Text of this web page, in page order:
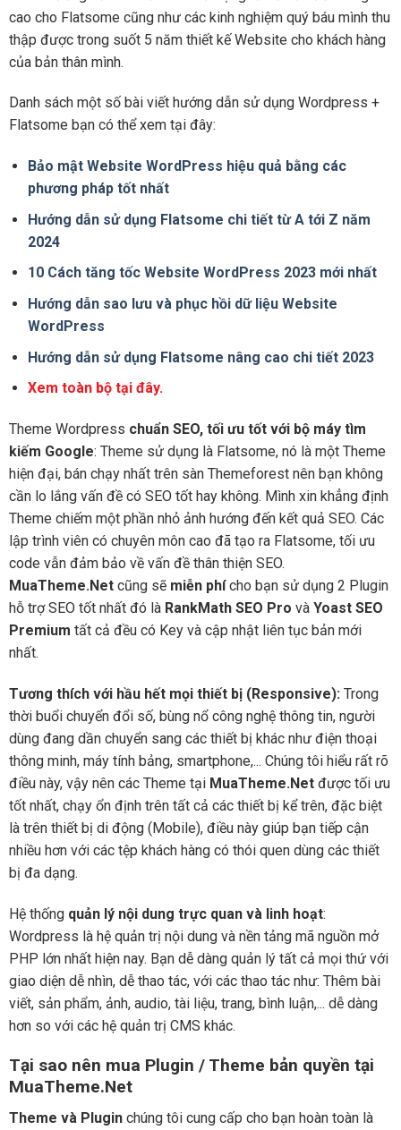
cao cho Flatsome cũng như các kinh nghiệm quý báu mình thu
thập được trong suốt 5 năm thiết kế Website cho khách hàng
của bản thân mình.
Danh sách một số bài viết hướng dẫn sử dụng Wordpress +
Flatsome bạn có thể xem tại đây:
Bảo mật Website WordPress hiệu quả bằng các
phương pháp tốt nhất
Hướng dẫn sử dụng Flatsome chi tiết từ A tới Z năm
2024
10 Cách tăng tốc Website WordPress 2023 mới nhất
Hướng dẫn sao lưu và phục hồi dữ liệu Website
WordPress
Hướng dẫn sử dụng Flatsome nâng cao chi tiết 2023
Xem toàn bộ tại đây.
Theme Wordpress chuẩn SEO, tối ưu tốt với bộ máy tìm
kiếm Google: Theme sử dụng là Flatsome, nó là một Theme
hiện đại, bán chạy nhất trên sàn Themeforest nên bạn không
cần lo lắng vấn đề có SEO tốt hay không. Mình xin khẳng định
Theme chiếm một phần nhỏ ảnh hướng đến kết quả SEO. Các
lập trình viên có chuyên môn cao đã tạo ra Flatsome, tối ưu
code vẫn đảm bảo về vấn đề thân thiện SEO.
MuaTheme.Net cũng sẽ miễn phícho bạn sử dụng 2 Plugin
hỗ trợ SEO tốt nhất đó là RankMath SEO Pro và Yoast SEO
Premium tất cả đều có Key và cập nhật liên tục bản mới
nhất.
Tương thích với hầu hết mọi thiết bị (Responsive): Trong
thời buổi chuyển đổi số, bùng nổ công nghệ thông tin, người
dùng đang dần chuyển sang các thiết bị khác như điện thoại
thông minh, máy tính bảng, smartphone,... Chúng tôi hiểu rất rõ
điều này, vậy nên các Theme tại MuaTheme.Net được tối ưu
tốt nhất, chạy ổn định trên tất cả các thiết bị kể trên, đặc biệt
là trên thiết bị di động (Mobile), điều này giúp bạn tiếp cận
nhiều hơn với các tệp khách hàng có thói quen dùng các thiết
bị đa dạng.
Hệ thống quản lý nội dung trực quan và linh hoạt:
Wordpress là hệ quản trị nội dung và nền tảng mã nguồn mở
PHP lớn nhất hiện nay. Bạn dễ dàng quản lý tất cả mọi thứ với
giao diện dễ nhìn, dễ thao tác, với các thao tác như: Thêm bài
viết, sản phẩm, ảnh, audio, tài liệu, trang, bình luận,... dễ dàng
hơn so với các hệ quản trị CMS khác.
Tại sao nên mua Plugin / Theme bản quyền tại
MuaTheme.Net
Theme và Plugin chúng tôi cung cấp cho bạn hoàn toàn là